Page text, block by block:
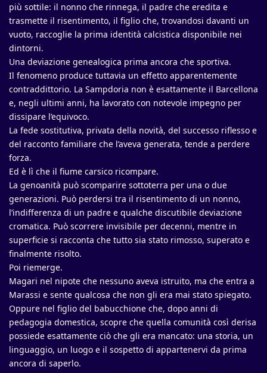
più sottile: il nonno che rinnega, il padre che eredita e
trasmette il risentimento, il figlio che, trovandosi davanti un
vuoto, raccoglie la prima identità calcistica disponibile nei
dintorni.
Una deviazione genealogica prima ancora che sportiva.
Il fenomeno produce tuttavia un effetto apparentemente
contraddittorio. La Sampdoria non è esattamente il Barcellona
e, negli ultimi anni, ha lavorato con notevole impegno per
dissipare l’equivoco.
La fede sostitutiva, privata della novità, del successo riflesso e
del racconto familiare che l’aveva generata, tende a perdere
forza.
Ed è lì che il fiume carsico ricompare.
La genoanità può scomparire sottoterra per una o due
generazioni. Può perdersi tra il risentimento di un nonno,
l’indifferenza di un padre e qualche discutibile deviazione
cromatica. Può scorrere invisibile per decenni, mentre in
superficie si racconta che tutto sia stato rimosso, superato e
finalmente risolto.
Poi riemerge.
Magari nel nipote che nessuno aveva istruito, ma che entra a
Marassi e sente qualcosa che non gli era mai stato spiegato.
Oppure nel figlio del babucchione che, dopo anni di
pedagogia domestica, scopre che quella comunità così derisa
possiede esattamente ciò che gli era mancato: una storia, un
linguaggio, un luogo e il sospetto di appartenervi da prima
ancora di saperlo.